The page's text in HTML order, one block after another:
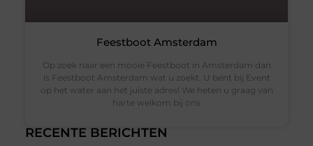
RECENTE BERICHTEN
Feestboot Amsterdam
Op zoek naar een mooie Feestboot in Amsterdam dan
is Feestboot Amsterdam wat u zoekt. U bent bij Event
op het water aan het juiste adres! We heten u graag van
harte welkom bij ons